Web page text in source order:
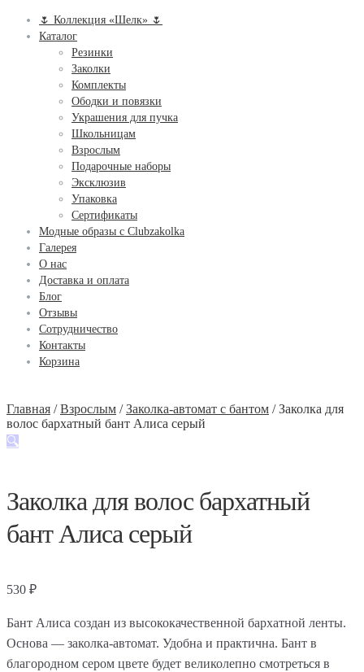
🌷 Коллекция «Шелк» 🌷
Каталог
Резинки
Заколки
Комплекты
Ободки и повязки
Украшения для пучка
Школьницам
Взрослым
Подарочные наборы
Эксклюзив
Упаковка
Сертификаты
Модные образы с Clubzakolka
Галерея
О нас
Доставка и оплата
Блог
Отзывы
Сотрудничество
Контакты
Корзина
Главная /Взрослым /Заколка-автомат с бантом /Заколка для
волос бархатный бант Алиса серый
🔍
Заколка для волос бархатный
бант Алиса серый
530 ₽
Бант Алиса создан из высококачественной бархатной ленты.
Основа — заколка-автомат. Удобна и практична. Бант в
благородном сером цвете будет великолепно смотреться в